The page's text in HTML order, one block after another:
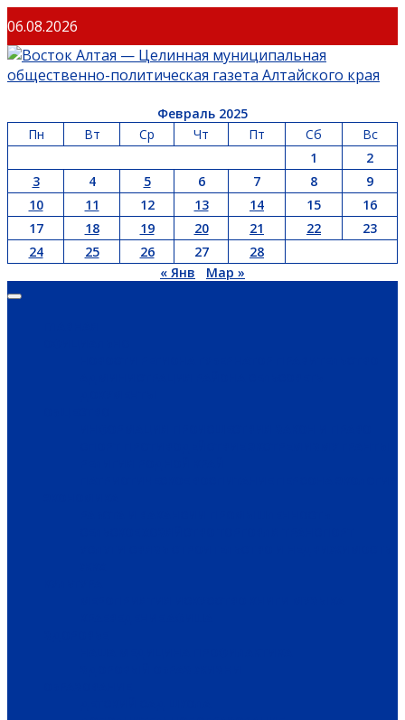
Перейти
к
содержимому
06.08.2026
Февраль 2025
Пн
Вт Ср Чт Пт Сб
Вс
1
2
3
4 5 6 7 8
9
10
11 12 13 14 15
16
17
18 19 20 21 22
23
24
25 26 27
28
« Янв
Мар »
Основное